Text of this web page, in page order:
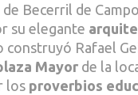
de Becerril de
su elegante
construyó Rafael
Mayor de la
los proverbios